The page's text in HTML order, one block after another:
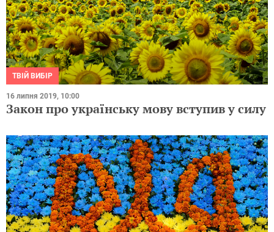
ТВІЙ ВИБІР
16 липня 2019, 10:00
Закон про українську мову вступив у силу